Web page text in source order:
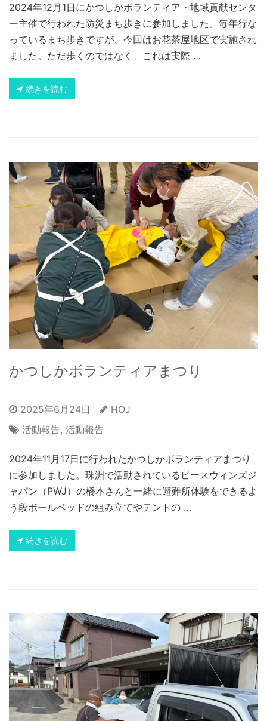
2024年12月1日にかつしかボランティア・地域貢献センタ
ー主催で行われた防災まち歩きに参加しました。毎年行な
っているまち歩きですが、今回はお花茶屋地区で実施され
ました。ただ歩くのではなく、これは実際 …
続きを読む
かつしかボランティアまつり
2025年6月24日
HOJ
活動報告, 活動報告
2024年11月17日に行われたかつしかボランティアまつり
に参加しました。珠洲で活動されているピースウィンズジ
ャパン（PWJ）の橋本さんと一緒に避難所体験をできるよ
う段ボールベッドの組み立てやテントの …
続きを読む